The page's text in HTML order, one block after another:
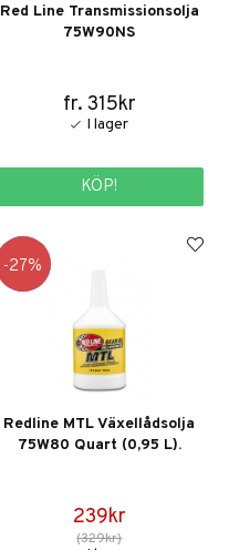
Red Line Transmissionsolja
75W90NS
fr. 315kr
KÖP!
27
Redline MTL Växellådsolja
75W80 Quart (0,95 L).
239kr
(329kr)